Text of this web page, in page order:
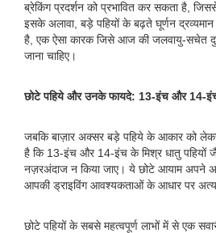
ब्रेकिंग प्रदर्शन को प्रभावित कर सकता है,
इसके अलावा, बड़े पहियों के बढ़ते घूर्णन
है, एक ऐसा कारक जिसे आज की जलवायु-सचेत
जाना चाहिए।
छोटे पहिये और उनके फायदे: 13-इंच और 14-
जबकि बाज़ार अक्सर बड़े पहिये के आकार को
है कि 13-इंच और 14-इंच के मिश्र धातु पहियों
नज़रअंदाज न किया जाए। ये छोटे आयाम अपने
आपकी ड्राइविंग आवश्यकताओं के आधार पर
छोटे पहियों के सबसे महत्वपूर्ण लाभों में से एक